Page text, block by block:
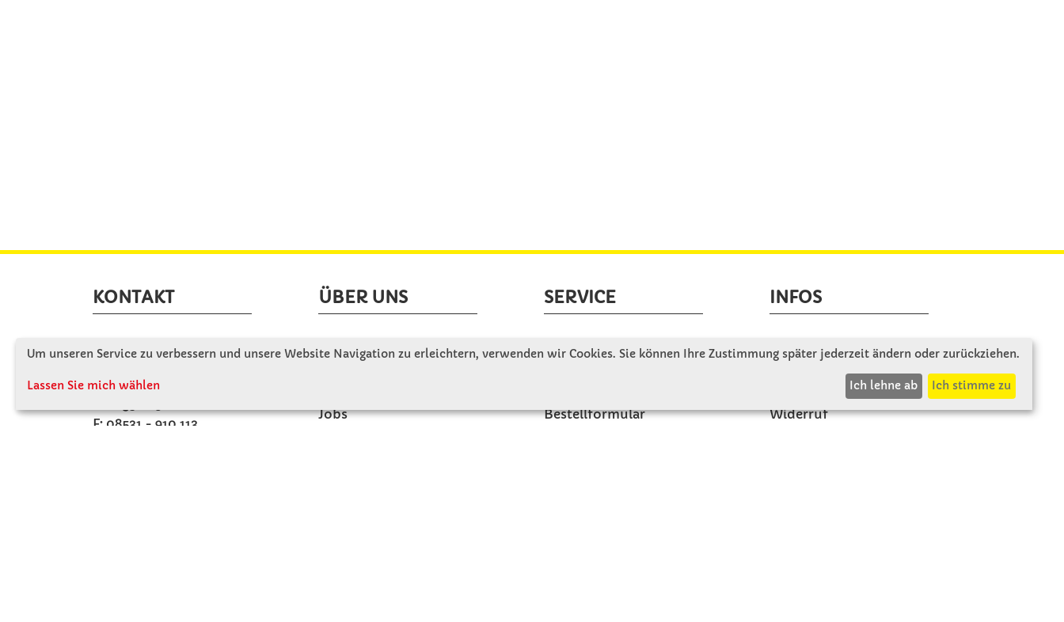
KONTAKT
Winkler Schulbedarf GmbH
D - 94060 Pocking
F: 08531 - 910 113
ÜBER UNS
Wir stellen uns vor
Jobs
SERVICE
Gute Gründe für Winkler
Bestellformular
INFOS
Zahlung & Versand
Rücksendung
Widerruf
Um unseren Service zu verbessern und unsere Website Navigation zu erleichtern, verwenden wir Cookies. Sie können Ihre Zustimmung später jederzeit ändern oder zurückziehen.
Lassen Sie mich wählen Ich lehne ab Ich stimme zu